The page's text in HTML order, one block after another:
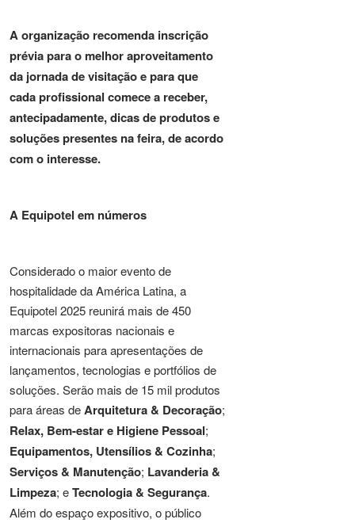
A organização recomenda inscrição
prévia para o melhor aproveitamento
da jornada de visitação e para que
cada profissional comece a receber,
antecipadamente, dicas de produtos e
soluções presentes na feira, de acordo
com o interesse.
A Equipotel em números
Considerado o maior evento de
hospitalidade da América Latina, a
Equipotel 2025 reunirá mais de 450
marcas expositoras nacionais e
internacionais para apresentações de
lançamentos, tecnologias e portfólios de
soluções. Serão mais de 15 mil produtos
para áreas deArquitetura & Decoração;
Relax, Bem-estar e Higiene Pessoal;
Equipamentos, Utensílios & Cozinha;
Serviços & Manutenção; Lavanderia &
Limpeza; eTecnologia & Segurança.
Além do espaço expositivo, o público